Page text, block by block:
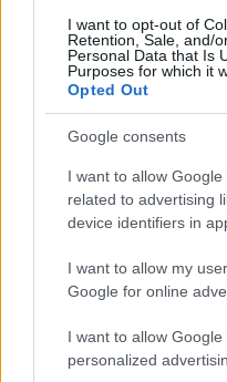
I want to opt-out of
Retention, Sale, and/
Personal Data that Is
Purposes for which it
Opted Out
Google consents
I want to allow
related to advertising
device identifiers in
I want to allow my
Google for online
I want to allow
personalized
Impicchiamoli